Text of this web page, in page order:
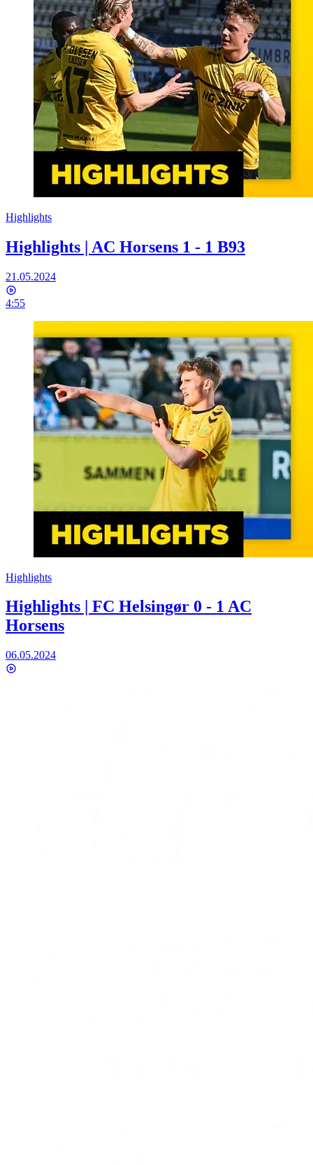
Highlights
Highlights | AC Horsens 1 - 1 B93
21.05.2024
4:55
Highlights
Highlights | FC Helsingør 0 - 1 AC
Horsens
06.05.2024